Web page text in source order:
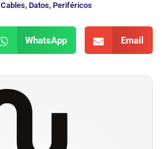
Cables, Datos, Periféricos
WhatsApp Email